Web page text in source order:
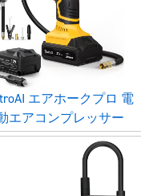
エアホークプロ 電
エアコンプレッサー